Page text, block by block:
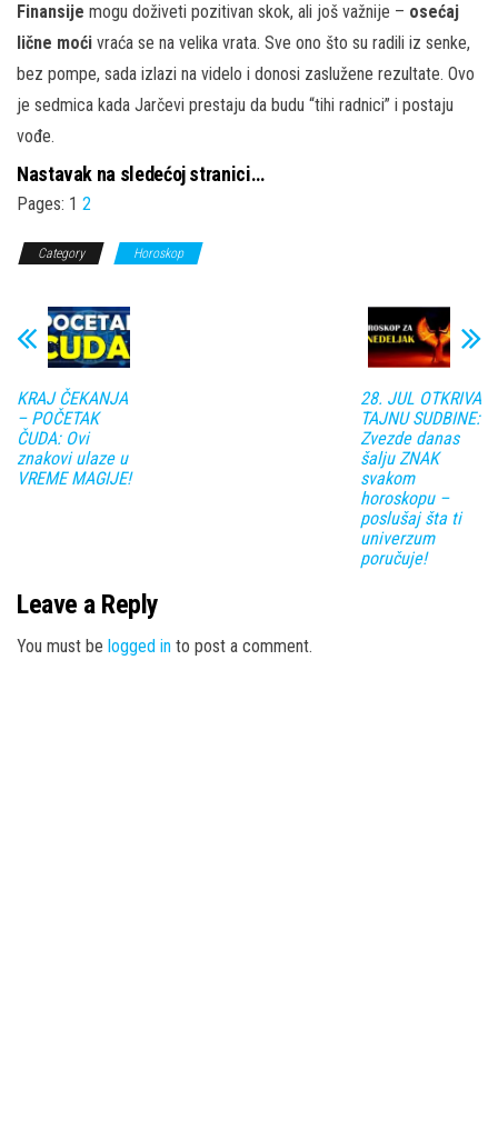
Finansije mogu doživeti pozitivan skok, ali još važnije – osećaj
lične moći vraća se na velika vrata. Sve ono što su radili iz senke,
bez pompe, sada izlazi na videlo i donosi zaslužene rezultate. Ovo
je sedmica kada Jarčevi prestaju da budu “tihi radnici” i postaju
vođe.
Nastavak na sledećoj stranici…
Pages: 1 2
Category Horoskop
KRAJ ČEKANJA
– POČETAK
ČUDA: Ovi
znakovi ulaze u
VREME MAGIJE!
28. JUL OTKRIVA
TAJNU SUDBINE:
Zvezde danas
šalju ZNAK
svakom
horoskopu –
poslušaj šta ti
univerzum
poručuje!
Leave a Reply
You must be logged in to post a comment.